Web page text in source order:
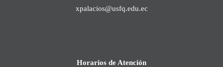
xpalacios@usfq.edu.ec
Horarios de Atención